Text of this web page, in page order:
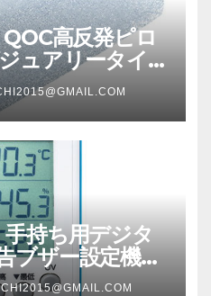
高反発ピロ
ュアリータイ
持ち用デジタ
ブザー設定機能